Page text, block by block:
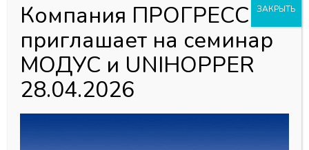
Компания ПРОГРЕСС
приглашает на семинар
МОДУС и UNIHOPPER
28.04.2026
ЗАКРЫТЬ